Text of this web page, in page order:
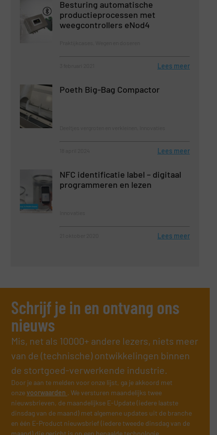
Besturing automatische
productieprocessen met
weegcontrollers eNod4
Lees meer
Poeth Big-Bag Compactor
Lees meer
NFC identificatie label – digitaal
programmeren en lezen
Lees meer
Schrijf je in en ontvang ons
nieuws
Mis, net als 10000+ andere lezers, niets meer
van de (technische) ontwikkelingen binnen
de stortgoed-verwerkende industrie.
Door je aan te melden voor onze lijst, ga je akkoord met
onzevoorwaarden . We versturen maandelijks twee
nieuwsbrieven, de maandelijkse E-Update (iedere laatste
dinsdag van de maand) met algemene updates uit de branche
en één E-Product nieuwsbrief (iedere tweede dinsdag van de